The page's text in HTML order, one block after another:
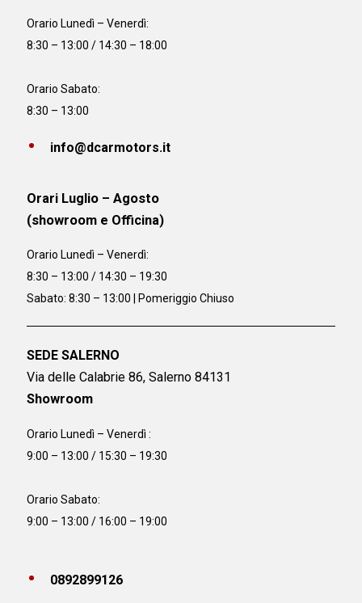
Orario Lunedì – Venerdì:
8:30 – 13:00 / 14:30 – 18:00
Orario Sabato:
8:30 – 13:00
info@dcarmotors.it
Orari Luglio – Agosto
(showroom e Officina)
Orario Lunedì – Venerdì:
8:30 – 13:00 / 14:30 – 19:30
Sabato: 8:30 – 13:00 | Pomeriggio Chiuso
SEDE SALERNO
Via delle Calabrie 86, Salerno 84131
Showroom
Orario Lunedì – Venerdì :
9:00 – 13:00 / 15:30 – 19:30
Orario Sabato:
9:00 – 13:00 / 16:00 – 19:00
0892899126